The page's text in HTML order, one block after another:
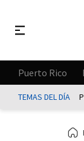
Puerto Rico
TEMAS DEL DÍA